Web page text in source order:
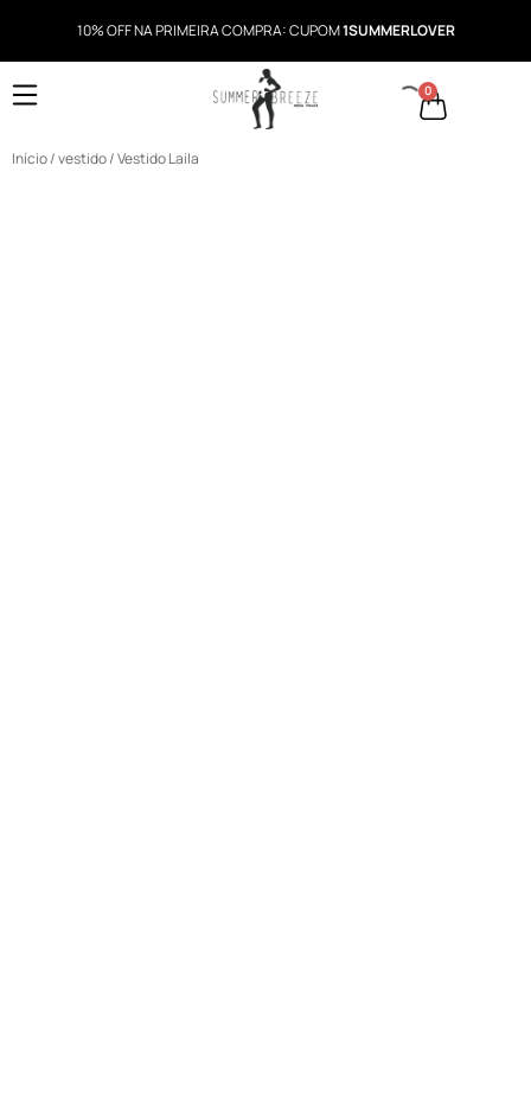
10% OFF NA PRIMEIRA COMPRA: CUPOM1SUMMERLOVER
0
Início/vestido/ Vestido Laila